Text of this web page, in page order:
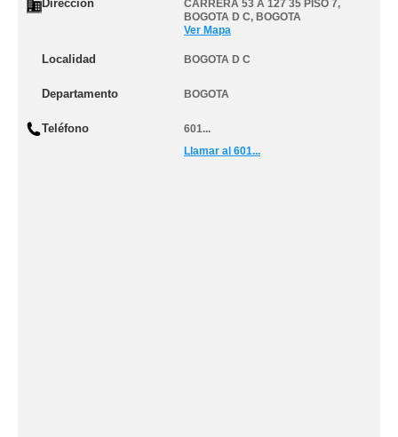
Dirección CARRERA 53 A 127 35 PISO 7,
BOGOTA D C, BOGOTA
Ver Mapa
Localidad BOGOTA D C
Departamento BOGOTA
Teléfono
601...
Llamar al 601...